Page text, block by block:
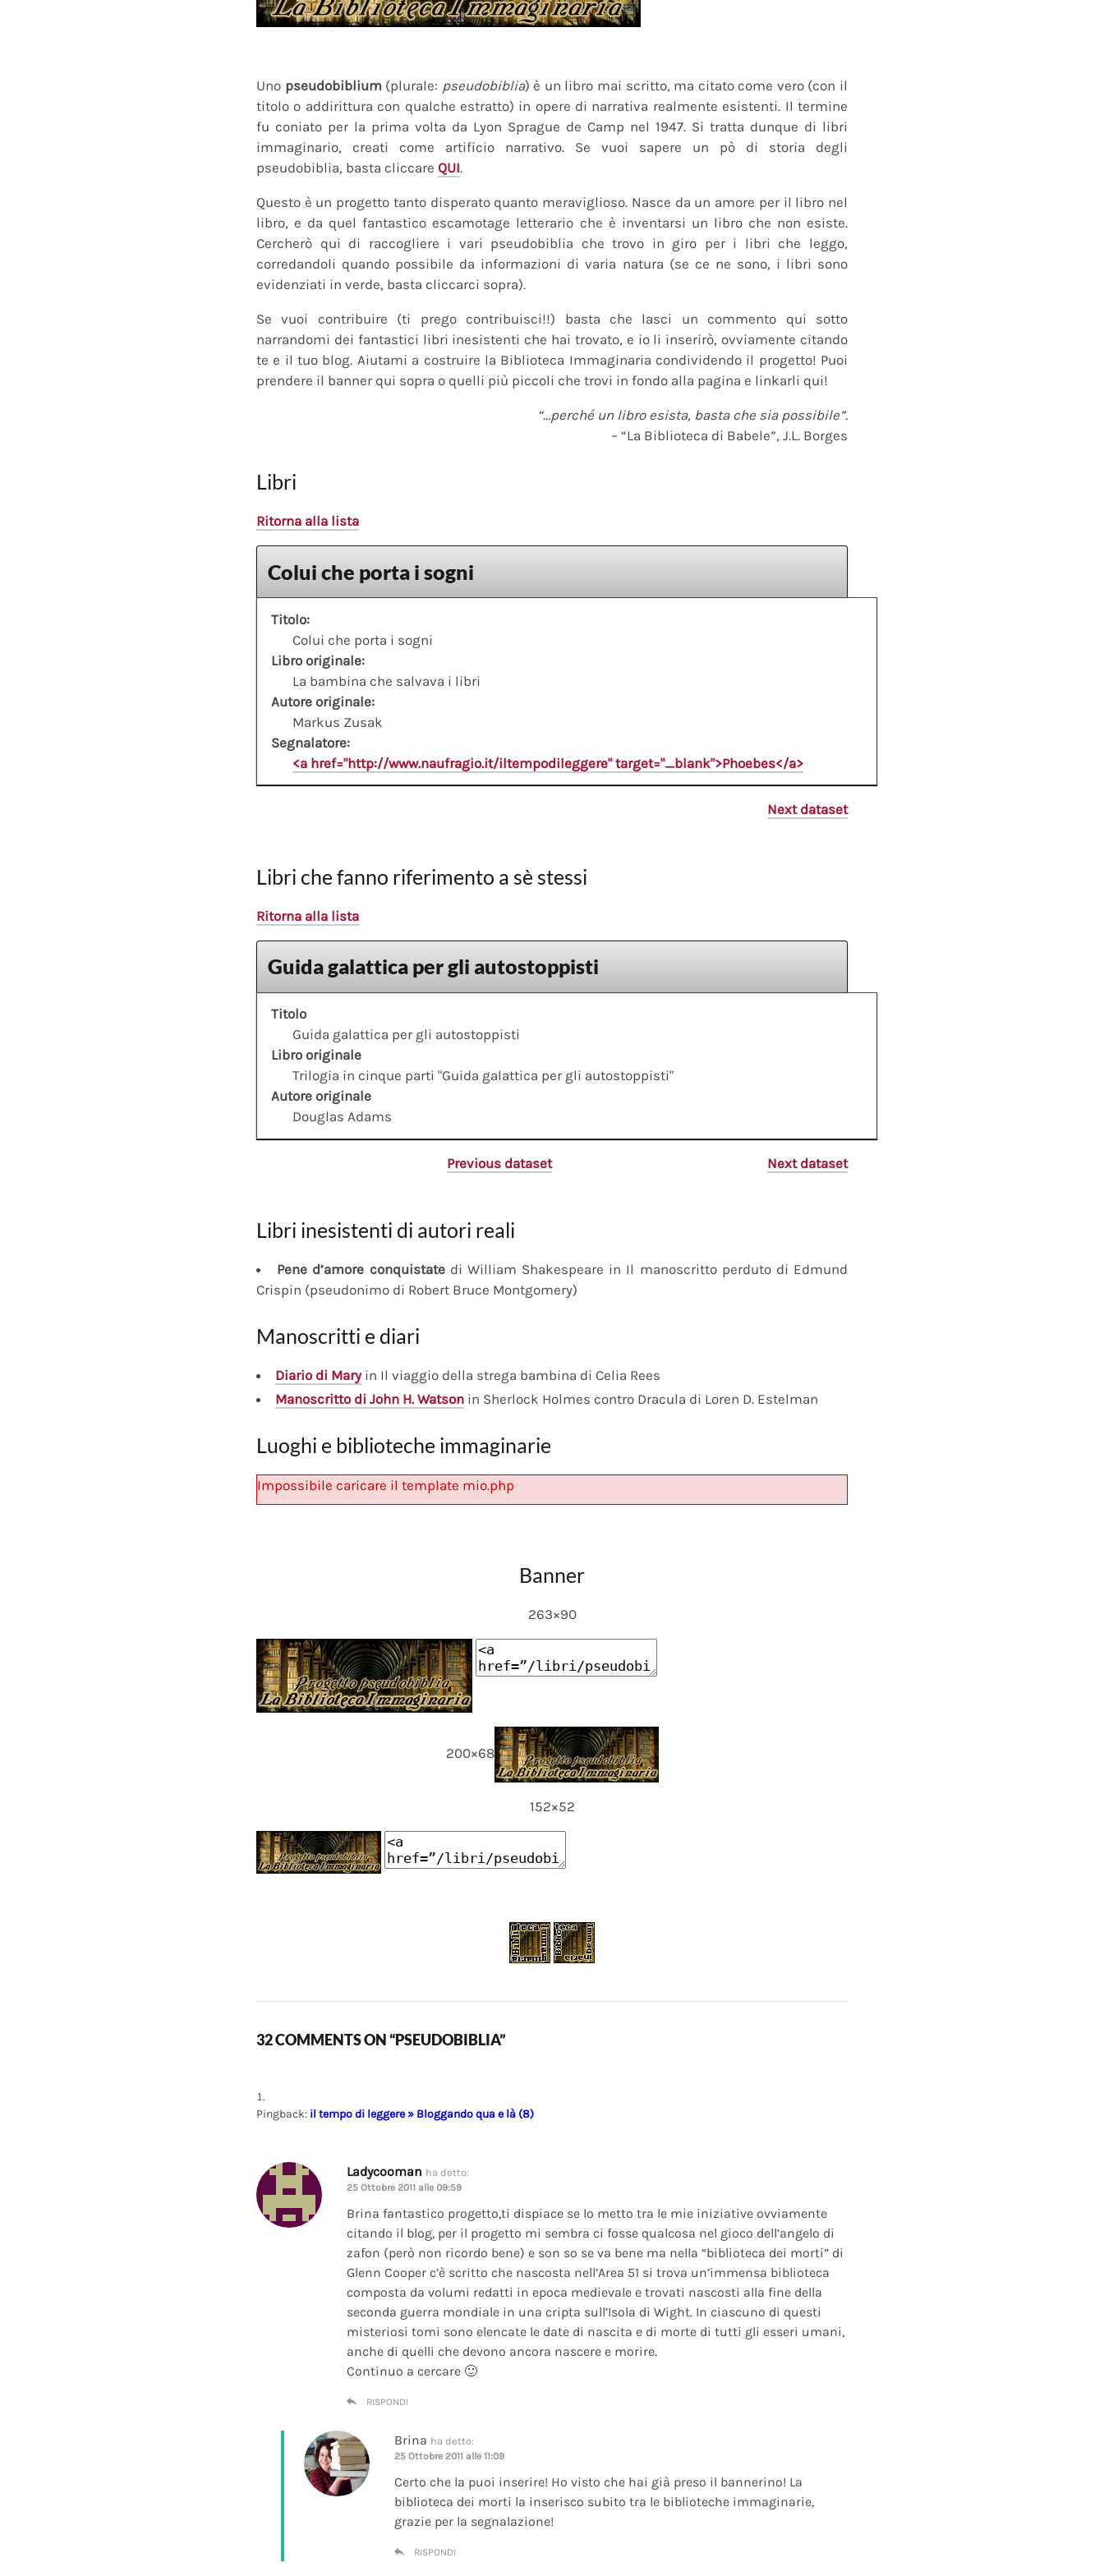
Uno pseudobiblium(plurale: pseudobiblia) è un libro mai scritto, ma citato come vero (con il
titolo o addirittura con qualche estratto) in opere di narrativa realmente esistenti. Il termine
fu coniato per la prima volta da Lyon Sprague de Camp nel 1947. Si tratta dunque di libri
immaginario, creati come artificio narrativo. Se vuoi sapere un pò di storia degli
pseudobiblia, basta cliccare QUI.
Questo è un progetto tanto disperato quanto meraviglioso. Nasce da un amore per il libro nel
libro, e da quel fantastico escamotage letterario che è inventarsi un libro che non esiste.
Cercherò qui di raccogliere i vari pseudobiblia che trovo in giro per i libri che leggo,
corredandoli quando possibile da informazioni di varia natura (se ce ne sono, i libri sono
evidenziati in verde, basta cliccarci sopra).
Se vuoi contribuire (ti prego contribuisci!!) basta che lasci un commento qui sotto
narrandomi dei fantastici libri inesistenti che hai trovato, e io li inserirò, ovviamente citando
te e il tuo blog. Aiutami a costruire la Biblioteca Immaginaria condividendo il progetto! Puoi
prendere il banner qui sopra o quelli più piccoli che trovi in fondo alla pagina e linkarli qui!
“…perché un libro esista, basta che sia possibile”.
– “La Biblioteca di Babele”, J.L. Borges
Libri
Ritorna alla lista
Colui che porta i sogni
Titolo:
Colui che porta i sogni
Libro originale:
La bambina che salvava i libri
Autore originale:
Markus Zusak
Segnalatore:
<a href="http://www.naufragio.it/iltempodileggere" target="_blank">Phoebes</a>
Next dataset
Libri che fanno riferimento a sè stessi
Ritorna alla lista
Guida galattica per gli autostoppisti
Titolo
Guida galattica per gli autostoppisti
Libro originale
Trilogia in cinque parti "Guida galattica per gli autostoppisti"
Autore originale
Douglas Adams
Previous dataset Next dataset
Libri inesistenti di autori reali
Pene d’amore conquistatedi William Shakespeare in Il manoscritto perduto di Edmund
Crispin (pseudonimo di Robert Bruce Montgomery)
Manoscritti e diari
Diario di Maryin Il viaggio della strega bambina di Celia Rees
Manoscritto di John H. Watson in Sherlock Holmes contro Dracula di Loren D. Estelman
Luoghi e biblioteche immaginarie
Impossibile caricare il template mio.php
Banner
263×90
200×68
152×52
32 COMMENTS ON “PSEUDOBIBLIA”
Pingback: il tempo di leggere » Bloggando qua e là (8)
Ladycooman ha detto:
25 Ottobre 2011 alle 09:59
Brina fantastico progetto,ti dispiace se lo metto tra le mie iniziative ovviamente
citando il blog, per il progetto mi sembra ci fosse qualcosa nel gioco dell’angelo di
zafon (però non ricordo bene) e son so se va bene ma nella “biblioteca dei morti” di
Glenn Cooper c’è scritto che nascosta nell’Area 51 si trova un’immensa biblioteca
composta da volumi redatti in epoca medievale e trovati nascosti alla fine della
seconda guerra mondiale in una cripta sull’Isola di Wight. In ciascuno di questi
misteriosi tomi sono elencate le date di nascita e di morte di tutti gli esseri umani,
anche di quelli che devono ancora nascere e morire.
Continuo a cercare 🙂
RISPONDI
Brina ha detto:
25 Ottobre 2011 alle 11:09
Certo che la puoi inserire! Ho visto che hai già preso il bannerino! La
biblioteca dei morti la inserisco subito tra le biblioteche immaginarie,
grazie per la segnalazione!
RISPONDI